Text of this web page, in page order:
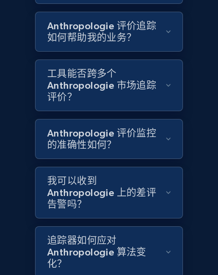
price, and more.
1.9K+ 322+
Amazon products search
Asin, URL, Name, Sponsored, Initial price, Final
price, Currency, Sold, and more.
1.6K+ 181+ 立即开始
Target
URL, Product id, Title, Product description,
Rating, Reviews count, Initial price, Discount,
and more.
1.3K+ 175+ 立即开始
Anthropologie 评价追踪
如何帮助我的业务？
工具能否跨多个
Anthropologie 市场追踪
评价？
Anthropologie 评价监控
的准确性如何？
我可以收到
Anthropologie 上的差评
告警吗？
追踪器如何应对
Anthropologie 算法变
化？